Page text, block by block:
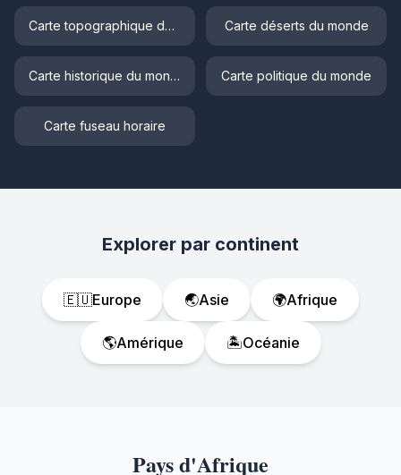
Carte topographique du monde Carte déserts du monde
Carte historique du monde Carte politique du monde
Carte fuseau horaire
Explorer par continent
🇪🇺Europe 🌏Asie 🌍Afrique
🌎Amérique 🏝️Océanie
Pays d'Afrique